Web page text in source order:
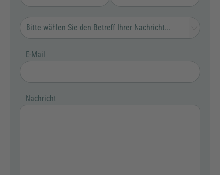
E-Mail
Nachricht